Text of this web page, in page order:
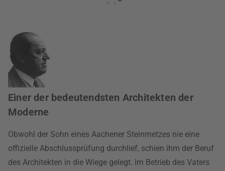
Einer der bedeutendsten Architekten der
Moderne
Obwohl der Sohn eines Aachener Steinmetzes nie eine
offizielle Abschlussprüfung durchlief, schien ihm der Beruf
des Architekten in die Wiege gelegt. Im Betrieb des Vaters